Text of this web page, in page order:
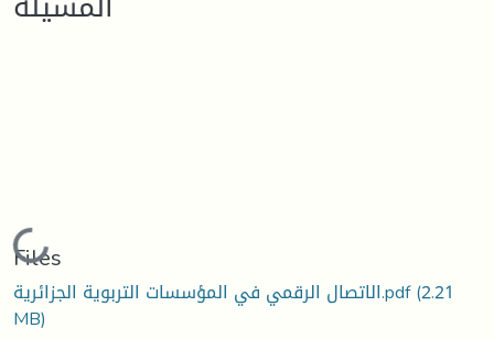
Loading...
Files
الاتصال الرقمي في المؤسسات التربوية الجزائرية.pdf(2.21
MB)